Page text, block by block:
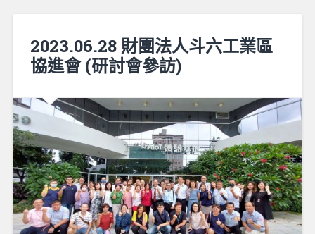
2023.06.28 財團法人斗六工業區
協進會 (研討會參訪)